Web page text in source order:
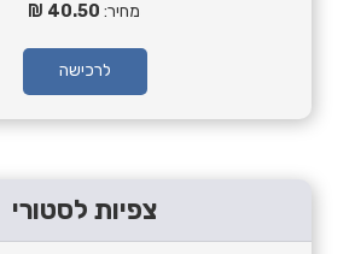
מחיר: 40.50
לרכישה
צפיות לסטורי